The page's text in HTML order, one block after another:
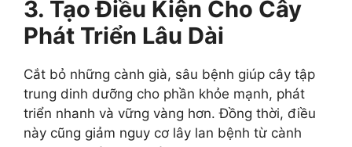
3. Tạo Điều Kiện Cho Cây
Phát Triển Lâu Dài
Cắt bỏ những cành già, sâu bệnh giúp cây tập
trung dinh dưỡng cho phần khỏe mạnh, phát
triển nhanh và vững vàng hơn. Đồng thời, điều
này cũng giảm nguy cơ lây lan bệnh từ cành